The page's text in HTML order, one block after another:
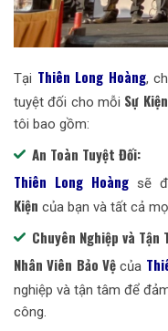
Tại Thiên Long Hoàng,
tuyệt đối cho mỗi Sự Kiện
tôi bao gồm:
An Toàn Tuyệt Đối:
Thiên Long Hoàngsẽ
Kiện của bạn và tất cả
Chuyên Nghiệp và Tận
Nhân Viên Bảo Vệ của
nghiệp và tận tâm để
công.